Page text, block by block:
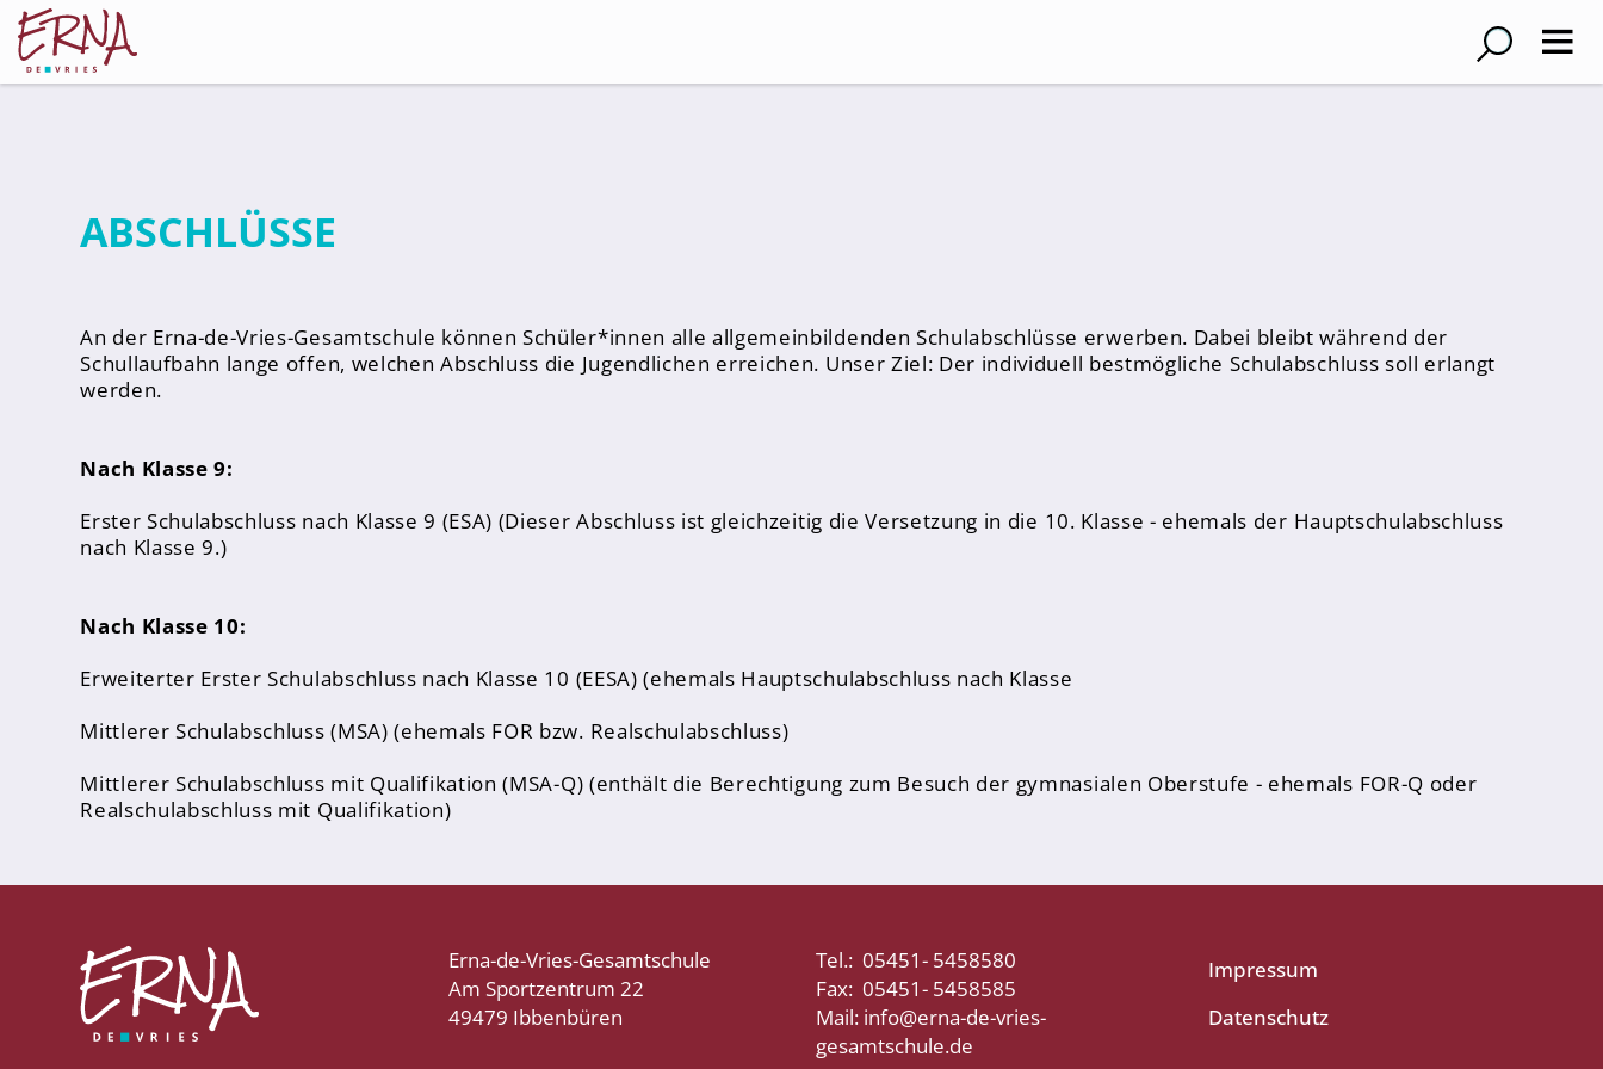
Kollegium
Schulsozialarbeiter
Referendar*innen
Teams
Schüler*innen
Schüler*innenvertretung
Sporthelfer*innen
Elternvertreter*innen
Mitarbeiter*innen
Hausmeister
Lehrer*innen Ausbildung
Praktika und Praxissemester
Referendariat
ABSCHLÜSSE
An der Erna-de-Vries-Gesamtschule können Schüler*innen alle allgemeinbildenden Schulabschlüsse erwerben. Dabei bleibt während der
Schullaufbahn lange offen, welchen Abschluss die Jugendlichen erreichen. Unser Ziel: Der individuell bestmögliche Schulabschluss soll erlangt
werden.
Nach Klasse 9:
Erster Schulabschluss nach Klasse 9 (ESA) (Dieser Abschluss ist gleichzeitig die Versetzung in die 10. Klasse - ehemals der Hauptschulabschluss
nach Klasse 9.)
Nach Klasse 10:
Erweiterter Erster Schulabschluss nach Klasse 10 (EESA) (ehemals Hauptschulabschluss nach Klasse
Mittlerer Schulabschluss (MSA) (ehemals FOR bzw. Realschulabschluss)
Mittlerer Schulabschluss mit Qualifikation (MSA-Q) (enthält die Berechtigung zum Besuch der gymnasialen Oberstufe - ehemals FOR-Q oder
Realschulabschluss mit Qualifikation)
Erna-de-Vries-Gesamtschule
Am Sportzentrum 22
49479 Ibbenbüren
Tel.: 05451- 5458580
Fax: 05451- 5458585
Mail: info@erna-de-vries-
gesamtschule.de
Impressum
Datenschutz